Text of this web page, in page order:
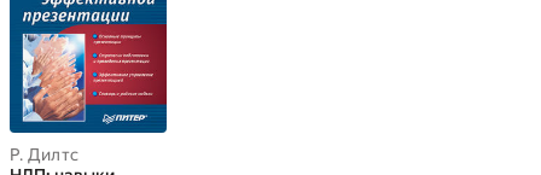
Р. Дилтс